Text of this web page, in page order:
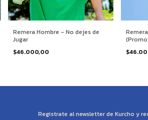
Remera Hombre - No dejes de
Jugar
$46.000,00
Registrate al newsletter de Kurcho y